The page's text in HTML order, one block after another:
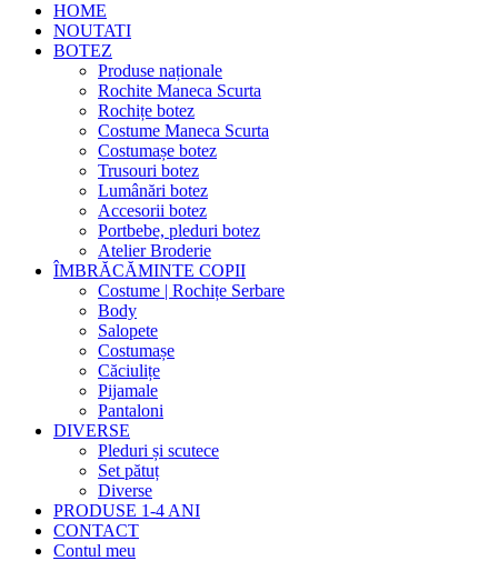
HOME
NOUTATI
BOTEZ
Produse naționale
Rochite Maneca Scurta
Rochițe botez
Costume Maneca Scurta
Costumașe botez
Trusouri botez
Lumânări botez
Accesorii botez
Portbebe, pleduri botez
Atelier Broderie
ÎMBRĂCĂMINTE COPII
Costume | Rochițe Serbare
Body
Salopete
Costumașe
Căciulițe
Pijamale
Pantaloni
DIVERSE
Pleduri și scutece
Set pătuț
Diverse
PRODUSE 1-4 ANI
CONTACT
Contul meu